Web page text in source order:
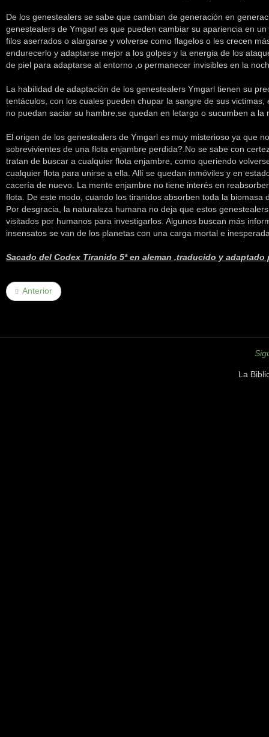
De los genestealers se sabe que cambian de generación en
genestealers de Ymgarl es que pueden cambiar su apariencia en
filos aserrados o alargarse y volverse como flagelos o les crecen
endurecerlo y adaptarse mejor a los golpes y la energia de los
de piel para adaptarse al entorno ,o permanecer invisibles en la
La habilidad de adaptación de los genestealers Ymgarl tienen su
tentáculos, con los cuales pueden chupar la sangre de sus
no puedan saciar su hambre,se quedan en letargo o sucumben a
El origen de los genestealers de Ymgarl es muy misterioso ya que
sobrevivientes de una flota enjambre perdida?.No se sabe con
tratan de buscar a cualquier flota enjambre, como queriendo
cualquier flota para unirse a ella. Allí se quedan inmóviles y en
cacería de nuevo. La mente enjambre no tiene interés en
flota. De este modo, cuando los tiranidos absorben toda la
Por desgracia, la naturaleza humana no deja que estos
visitados por humanos para investigarlos. Algunos buscan más
insensatos se van de los planetas con una carga mortal e
Sacado del Codex Tiranido 5ª en aleman ,traducido y adaptado
Anterior
La